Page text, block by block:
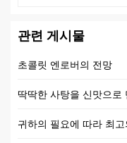
관련 게시물
초콜릿 엔로버의 전망
딱딱한 사탕을 신맛으로
귀하의 필요에 따라 최